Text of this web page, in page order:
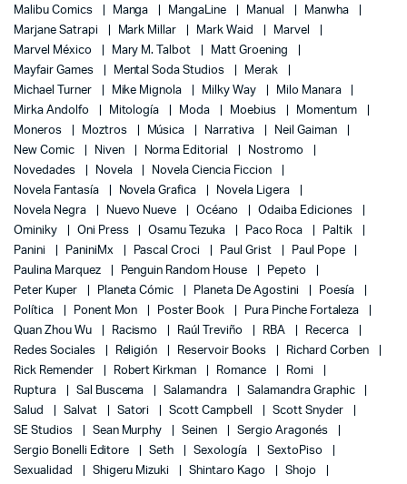
Malibu Comics
Manga MangaLine Manual
Manwha
Marjane Satrapi
Mark Millar Mark Waid
Marvel
Marvel México
Mary M. Talbot
Matt Groening
Mayfair Games
Mental Soda Studios
Merak
Michael Turner
Mike Mignola Milky Way
Milo Manara
Mirka Andolfo
Mitología Moda Moebius
Momentum
Moneros
Moztros Música Narrativa
Neil Gaiman
New Comic
Niven Norma Editorial
Nostromo
Novedades
Novela
Novela Ciencia Ficcion
Novela Fantasía
Novela Grafica
Novela Ligera
Novela Negra
Nuevo Nueve Océano
Odaiba Ediciones
Ominiky
Oni Press Osamu Tezuka Paco Roca
Paltik
Panini
PaniniMx Pascal Croci Paul Grist
Paul Pope
Paulina Marquez
Penguin Random House
Pepeto
Peter Kuper
Planeta Cómic Planeta De Agostini
Poesía
Política
Ponent Mon Poster Book
Pura Pinche Fortaleza
Quan Zhou Wu
Racismo Raúl Treviño RBA
Recerca
Redes Sociales
Religión Reservoir Books
Richard Corben
Rick Remender
Robert Kirkman Romance
Romi
Ruptura
Sal Buscema Salamandra
Salamandra Graphic
Salud
Salvat Satori Scott Campbell
Scott Snyder
SE Studios
Sean Murphy Seinen
Sergio Aragonés
Sergio Bonelli Editore
Seth Sexología
SextoPiso
Sexualidad
Shigeru Mizuki Shintaro Kago
Shojo